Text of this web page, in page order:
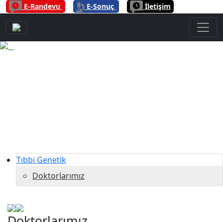
E-Randevu E-Sonuç İletişim
Tıbbi Genetik
Doktorlarımız